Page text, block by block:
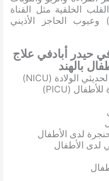
الخلقية مثل القناة
الشريانية السالكة (PDA) وعيوب الحاجز الأذيني
حيدر أبادفي علاج
بالهند
وحدة العناية المركزة لحديثي الولادة (NICU)
ووحدة العناية المركزة للأطفال (PICU)
لدى الأطفال
لدى الأطفال